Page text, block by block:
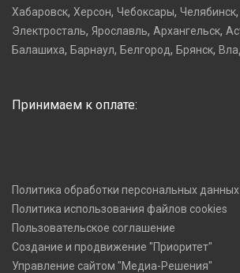
Хабаровск, Херсон, Чебоксары, Челябинск,
Электросталь, Ярославль, Архангельск,
Балашиха, Барнаул, Белгород, Брянск,
Принимаем к оплате:
Политика обработки персональных данных
Политика использования файлов cookies
Пользовательское соглашение
Создание и продвижение "Приоритет"
Управление сайтом "Медиа-Решения"